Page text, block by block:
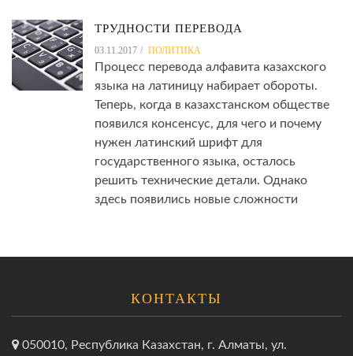
ТРУДНОСТИ ПЕРЕВОДА
03.11.2017 ПОЛИТИКА
Процесс перевода алфавита казахского
языка на латиницу набирает обороты.
Теперь, когда в казахстанском обществе
появился консенсус, для чего и почему
нужен латинский шрифт для
государственного языка, осталось
решить технические детали. Однако
здесь появились новые сложности
КОНТАКТЫ
050010, Республика Казахстан, г. Алматы, ул.